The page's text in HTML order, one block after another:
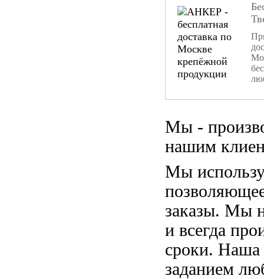
Мы -
нашим
Мы
заказы. Мы
и всегда
сроки. Наша
заданием